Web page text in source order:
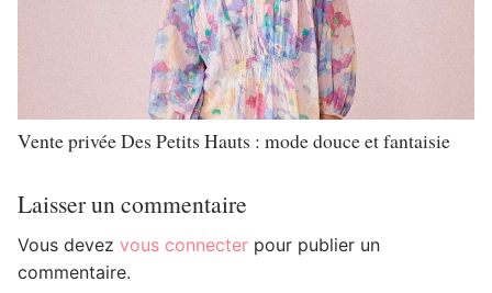
Vente privée Des Petits Hauts : mode douce et fantaisie
Laisser un commentaire
Vous devez vous connecter pour publier un
commentaire.